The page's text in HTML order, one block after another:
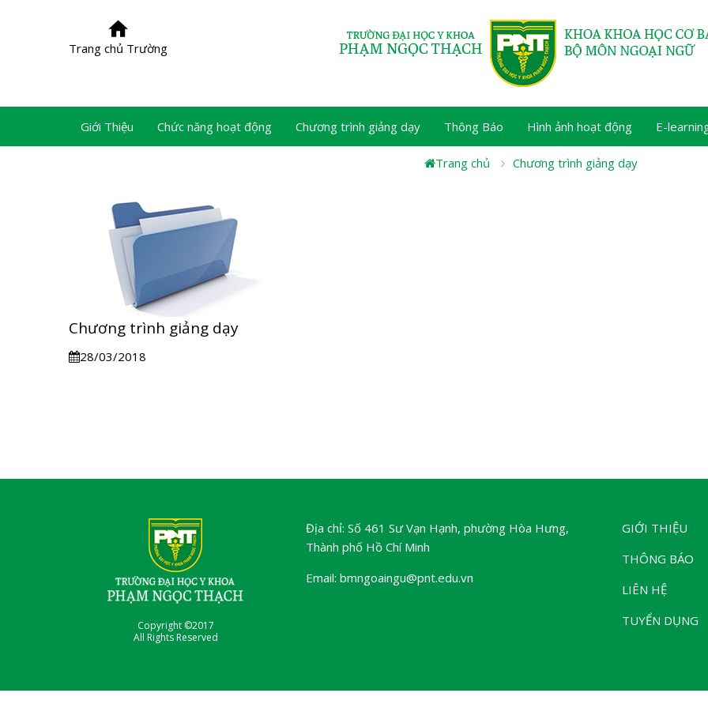
Trang chủ Trường
Giới Thiệu Chức năng hoạt động Chương trình giảng dạy Thông Báo Hình ảnh hoạt động E-
Trang chủ Chương trình giảng dạy
Chương trình giảng dạy
28/03/2018
Copyright ©2017
All Rights Reserved
Địa chỉ: Số 461 Sư Vạn Hạnh, phường Hòa Hưng,
Thành phố Hồ Chí Minh
Email: bmngoaingu@pnt.edu.vn
GIỚI THIỆU
THÔNG BÁO
LIÊN HỆ
TUYỂN DỤNG